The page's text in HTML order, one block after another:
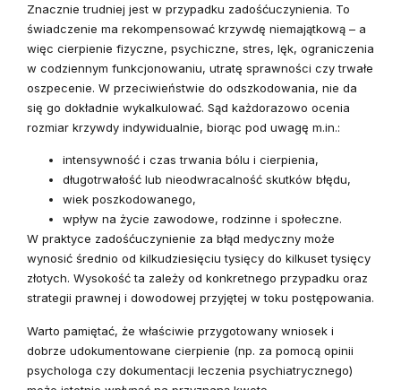
Znacznie trudniej jest w przypadku zadośćuczynienia. To
świadczenie ma rekompensować krzywdę niemajątkową – a
więc cierpienie fizyczne, psychiczne, stres, lęk, ograniczenia
w codziennym funkcjonowaniu, utratę sprawności czy trwałe
oszpecenie. W przeciwieństwie do odszkodowania, nie da
się go dokładnie wykalkulować. Sąd każdorazowo ocenia
rozmiar krzywdy indywidualnie, biorąc pod uwagę m.in.:
intensywność i czas trwania bólu i cierpienia,
długotrwałość lub nieodwracalność skutków błędu,
wiek poszkodowanego,
wpływ na życie zawodowe, rodzinne i społeczne.
W praktyce zadośćuczynienie za błąd medyczny może
wynosić średnio od kilkudziesięciu tysięcy do kilkuset tysięcy
złotych. Wysokość ta zależy od konkretnego przypadku oraz
strategii prawnej i dowodowej przyjętej w toku postępowania.
Warto pamiętać, że właściwie przygotowany wniosek i
dobrze udokumentowane cierpienie (np. za pomocą opinii
psychologa czy dokumentacji leczenia psychiatrycznego)